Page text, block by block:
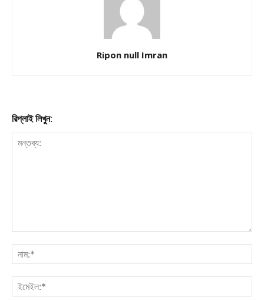
Ripon null Imran
রিপ্লাই লিখুন: